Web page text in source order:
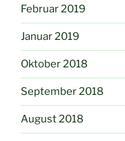
Februar 2019
Januar 2019
Oktober 2018
September 2018
August 2018